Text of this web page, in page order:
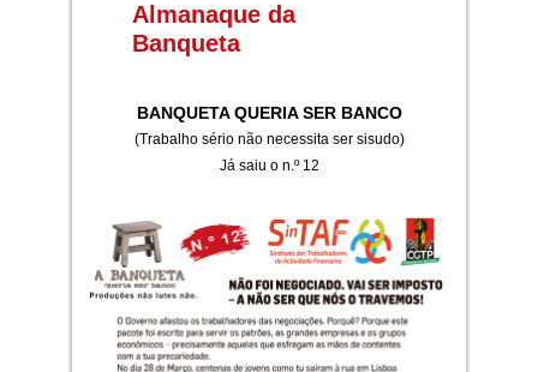
Almanaque da
Banqueta
BANQUETA QUERIA SER BANCO
(Trabalho sério não necessita ser sisudo)
Já saiu o n.º 12